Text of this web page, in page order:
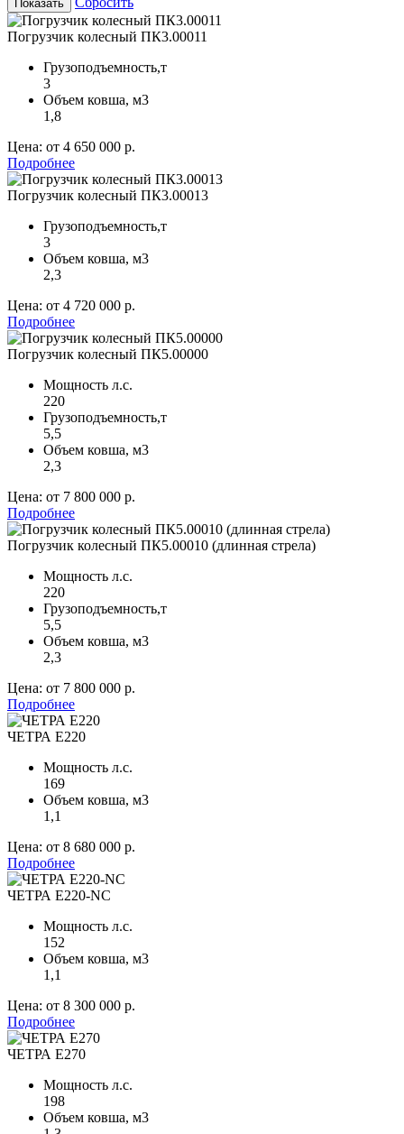
Показать
Погрузчик колесный ПК3.00011
Грузоподъемность,т
3
Объем ковша, м3
1,8
Цена: от 4 650 000 р.
Подробнее
Погрузчик колесный ПК3.00013
Грузоподъемность,т
3
Объем ковша, м3
2,3
Цена: от 4 720 000 р.
Подробнее
Погрузчик колесный ПК5.00000
Мощность л.с.
220
Грузоподъемность,т
5,5
Объем ковша, м3
2,3
Цена: от 7 800 000 р.
Подробнее
Погрузчик колесный ПК5.00010 (длинная стрела)
Мощность л.с.
220
Грузоподъемность,т
5,5
Объем ковша, м3
2,3
Цена: от 7 800 000 р.
Подробнее
ЧЕТРА Е220
Мощность л.с.
169
Объем ковша, м3
1,1
Цена: от 8 680 000 р.
Подробнее
ЧЕТРА Е220-NC
Мощность л.с.
152
Объем ковша, м3
1,1
Цена: от 8 300 000 р.
Подробнее
ЧЕТРА Е270
Мощность л.с.
198
Объем ковша, м3